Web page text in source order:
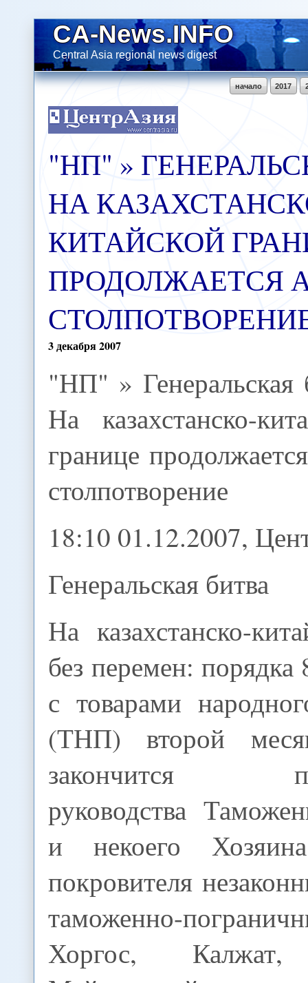
CA-News.INFO
Central Asia regional news digest
2017
начало
"НП" »
НА
КИТАЙСКОЙ
ПРОДОЛЖАЕТСЯ
3декабря2007
"НП" » Генеральская
На казахстанско-
границе
столпотворение
18:10 01.12.2007,
Генеральская битва
На казахстанско-
без перемен: порядка
с товарами
(ТНП) второй
закончится
руководства
и некоего
покровителя
таможенно-
Хоргос,